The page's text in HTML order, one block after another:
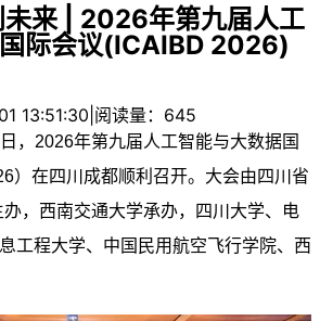
未来 | 2026年第九届人工
际会议(ICAIBD 2026)
13:51:30 阅读量：645
，2026年第九届人工智能与大数据国
）在四川成都顺利召开。大会由四川省
，西南交通大学承办，四川大学、电
工程大学、中国民用航空飞行学院、西